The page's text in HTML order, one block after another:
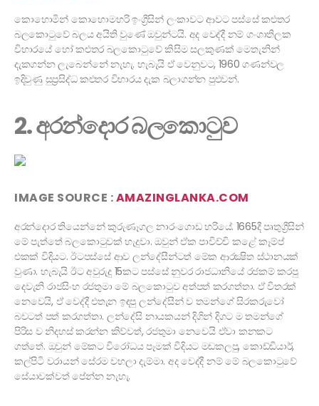
කොහොමින් කොහොමහරි ඉංග්‍රීසින් ලංකාවට ආවට පස්සේ කළුතර
බලකොටුවේ බලය අයිති වුණේ ඔවුන්ටයි. අද වෙද්දී නම් ගංගාතිලක
විහාරයේ හෝ කළුතර බලකොටුවේ කිසිම සලකුණක් මෙතැනින්
දැකගන්න ලැබෙන්නේ නැහැ. හැබැයි ඒ වෙනුවට, 1960 ගණන්වල
ඉදිවුණු සුප්‍රසිද්ධ කළුතර විහාරය දැක බලාගන්න පුළුවන්.
2. අරන්දොර බලකොටුව
IMAGE SOURCE :AMAZINGLANKA.COM
අරන්දොර තියෙන්නේ කුරුණෑගල නාරංගොඩ හරියේ. 1665දී පෘතුග්‍රීසින්
මේ පැත්තේ බලකොටුවක් හැදුවා. ඔවුන් ඒක පාවිච්චි කළේ කෑම්ප්
එකක් විදියට. ඊටපස්සේ ආව ලන්දේසීන්ටත් මේක ආරක්‍ෂිත ස්ථානයක්
වුණා. හැබැයි ඊට අවුරුදු 15කට පස්සේ නුවර රාජධානියේ රජකම් කරපු
දෙවැනි රාජසිංහ රජතුමා මේ බලකොටුව අත්පත් කරගත්තා. ඒ විතරක්
නෙවෙයි, ඒ වෙද්දී එතැන ඉඳපු ලන්දේසීන් ව තමන්ගේ සිරකරුවෝ
බවටත් පත් කරගත්තා. ලන්දේසි නායකයන් දිගින් දිගට ම තමන්ගේ
පිරිස ව නිදහස් කරන්න කිව්වත්, රජතුමා නෙවෙයි ඒවා කනකට
ගත්තේ. ඔවුන් මේකට විරෝධය පෑමක් විදියට මඩකලපු, කොඩ්ඩියාර්,
කල්පිටි වරායන් සේරම වහලා දැම්මා. අද වෙද්දී නම් මේ බලකොටුවේ
සේයාවක්වත් පේන්න නැහැ.